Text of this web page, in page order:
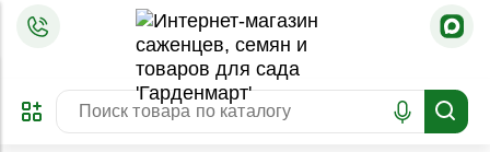
ПРЕДЗАКАЗ
ЗАБРОНИРОВАТЬ
ЛУЧШЕЕ